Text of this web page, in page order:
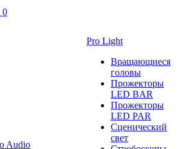
0
Audio
Pro Light
Вращающиеся
головы
Прожекторы
LED BAR
Прожекторы
LED PAR
Сценический
свет